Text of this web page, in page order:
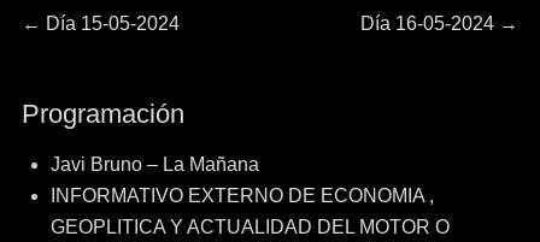
Navegación
entradas
← Entrada
Día 15-05-2024
Entrada
Día 16-05-2024 →
Programación
Javi Bruno – La Mañana
INFORMATIVO EXTERNO DE ECONOMIA ,
GEOPLITICA Y ACTUALIDAD DEL MOTOR O